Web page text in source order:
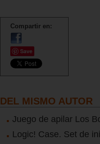
Compartir en:
Save
DEL MISMO AUTOR
Juego de apilar Los
Logic! Case. Set de